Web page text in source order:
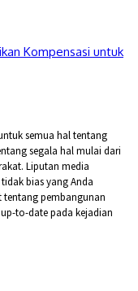
Kompensasi untuk
semua hal tentang
segala hal mulai dari
Liputan media
bias yang Anda
pembangunan
to-date pada kejadian